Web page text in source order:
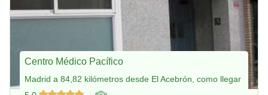
Centro Médico Pacífico
Madrid a 84,82 kilómetros desde El Acebrón, como llegar